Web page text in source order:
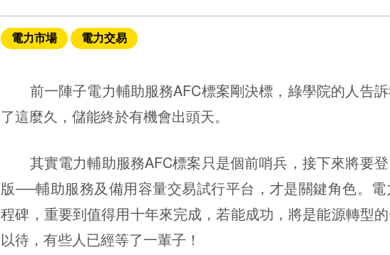
電力市場 電力交易
前一陣子電力輔助服務AFC標案剛決標，綠學院的人告
了這麼久，儲能終於有機會出頭天。
其實電力輔助服務AFC標案只是個前哨兵，接下來將要登
版──輔助服務及備用容量交易試行平台，才是關鍵角色。
程碑，重要到值得用十年來完成，若能成功，將是能源轉型
以待，有些人已經等了一輩子！